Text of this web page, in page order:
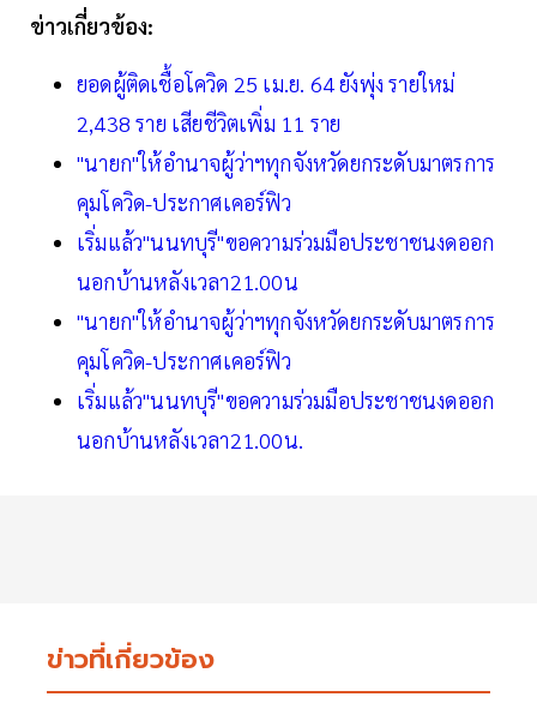
ข่าวเกี่ยวข้อง:
ยอดผู้ติดเชื้อโควิด 25 เม.ย. 64 ยังพุ่ง รายใหม่
2,438 ราย เสียชีวิตเพิ่ม 11 ราย
"นายก"ให้อำนาจผู้ว่าฯทุกจังหวัดยกระดับมาตรการ
คุมโควิด-ประกาศเคอร์ฟิว
เริ่มแล้ว"นนทบุรี"ขอความร่วมมือประชาชนงดออก
นอกบ้านหลังเวลา21.00น
"นายก"ให้อำนาจผู้ว่าฯทุกจังหวัดยกระดับมาตรการ
คุมโควิด-ประกาศเคอร์ฟิว
เริ่มแล้ว"นนทบุรี"ขอความร่วมมือประชาชนงดออก
นอกบ้านหลังเวลา21.00น.
ข่าวที่เกี่ยวข้อง